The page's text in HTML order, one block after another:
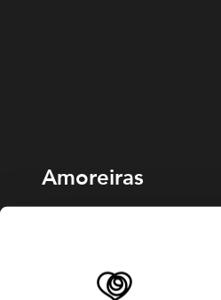
Amoreiras
amoreiras-
Av. Eng. Duarte Pacheco